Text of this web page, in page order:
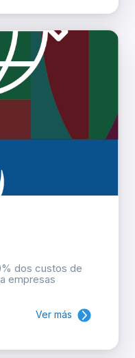
dos custos de
empresas
Ver más